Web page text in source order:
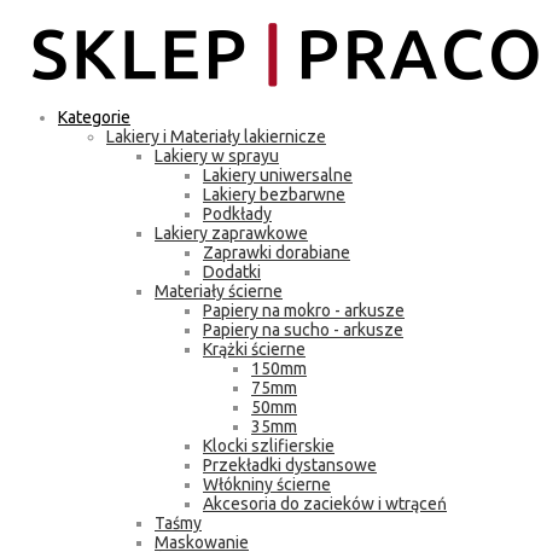
Kategorie
Lakiery i Materiały lakiernicze
Lakiery w sprayu
Lakiery uniwersalne
Lakiery bezbarwne
Podkłady
Lakiery zaprawkowe
Zaprawki dorabiane
Dodatki
Materiały ścierne
Papiery na mokro - arkusze
Papiery na sucho - arkusze
Krążki ścierne
150mm
75mm
50mm
35mm
Klocki szlifierskie
Przekładki dystansowe
Włókniny ścierne
Akcesoria do zacieków i wtrąceń
Taśmy
Maskowanie